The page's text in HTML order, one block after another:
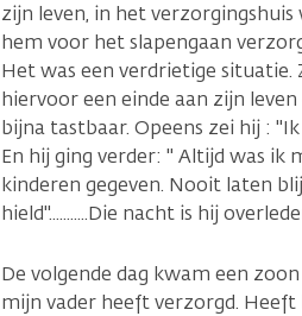
zijn leven, in het
hem voor het slapengaan
Het was een verdrietige situatie.
hiervoor een einde aan zijn
bijna tastbaar. Opeens zei hij :
En hij ging verder: " Altijd was ik
kinderen gegeven. Nooit laten
hield"...........Die nacht is hij
De volgende dag kwam een
mijn vader heeft verzorgd. Heeft